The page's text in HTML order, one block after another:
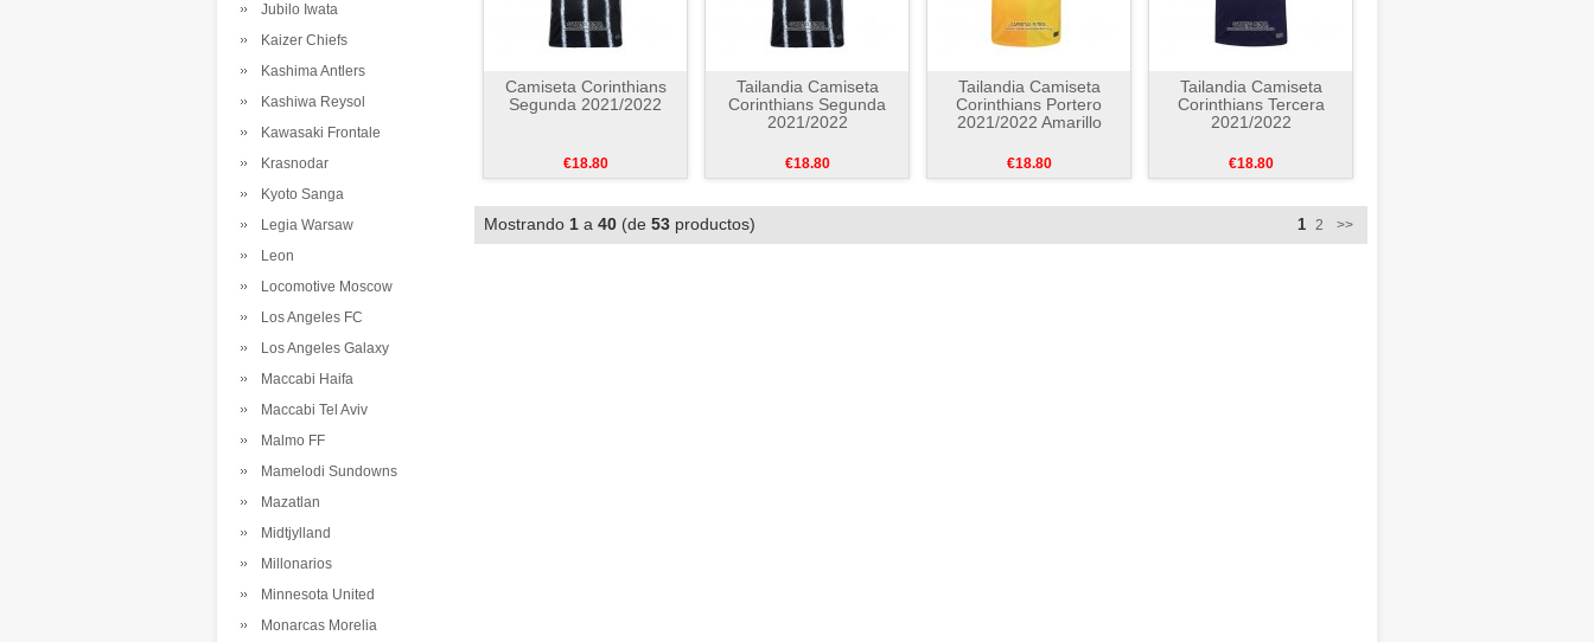
Jubilo Iwata
Kaizer Chiefs
Kashima Antlers
Kashiwa Reysol
Kawasaki Frontale
Krasnodar
Kyoto Sanga
Legia Warsaw
Leon
Locomotive Moscow
Los Angeles FC
Los Angeles Galaxy
Maccabi Haifa
Maccabi Tel Aviv
Malmo FF
Mamelodi Sundowns
Mazatlan
Midtjylland
Millonarios
Minnesota United
Monarcas Morelia
Camiseta Corinthians
Segunda 2021/2022
€18.80
Tailandia Camiseta
Corinthians Segunda
2021/2022
€18.80
Tailandia Camiseta
Corinthians Portero
2021/2022 Amarillo
€18.80
Tailandia Camiseta
Corinthians Tercera
2021/2022
€18.80
Mostrando 1 a 40 (de 53 productos) 1 2 >>